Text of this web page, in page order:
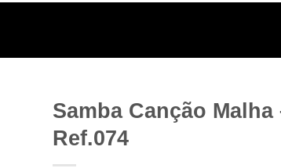
Samba Canção Malha
Ref.074